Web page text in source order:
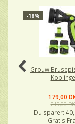
-18%
Grouw
179,00
219,00
Du sparer:
Gratis